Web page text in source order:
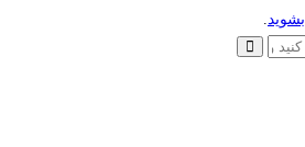
.